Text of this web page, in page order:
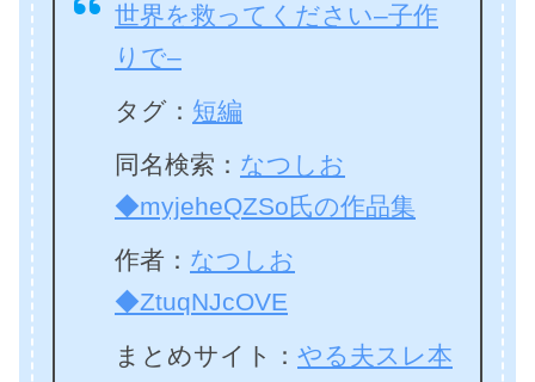
世界を救ってください–子作
りで–
タグ： 短編
同名検索： なつしお
◆myjeheQZSo氏の作品集
作者： なつしお
◆ZtuqNJcOVE
まとめサイト： やる夫スレ本